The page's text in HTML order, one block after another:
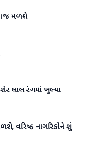
મળશે
લાલ રંગમાં ખુલ્યા
વરિષ્ઠ નાગરિકોને શું